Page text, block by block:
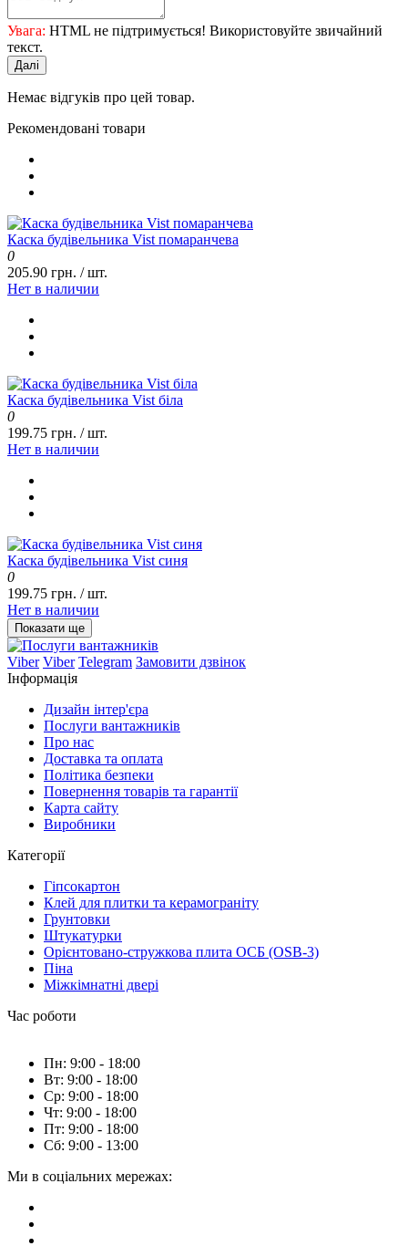
Увага: HTML не підтримується! Використовуйте звичайний
текст.
Далі
Немає відгуків про цей товар.
Рекомендовані товари
Каска будівельника Vist помаранчева
0
205.90 грн. / шт.
Нет в наличии
Каска будівельника Vist біла
0
199.75 грн. / шт.
Нет в наличии
Каска будівельника Vist синя
0
199.75 грн. / шт.
Нет в наличии
Показати ще
Viber Viber Telegram Замовити дзвінок
Інформація
Дизайн інтер'єра
Послуги вантажників
Про нас
Доставка та оплата
Політика безпеки
Повернення товарів та гарантії
Карта сайту
Виробники
Категорії
Гіпсокартон
Клей для плитки та керамограніту
Грунтовки
Штукатурки
Орієнтовано-стружкова плита ОСБ (OSB-3)
Піна
Міжкімнатні двері
Час роботи
Пн: 9:00 - 18:00
Вт: 9:00 - 18:00
Ср: 9:00 - 18:00
Чт: 9:00 - 18:00
Пт: 9:00 - 18:00
Сб: 9:00 - 13:00
Ми в соціальних мережах: